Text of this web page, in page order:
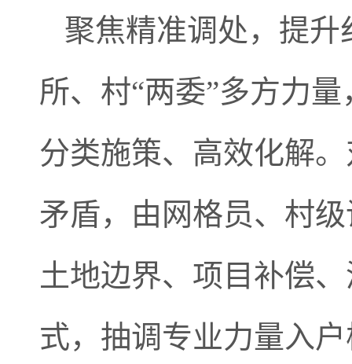
聚焦精准调处，提
所、村“两委”多方力
分类施策、高效化解
矛盾，由网格员、村
土地边界、项目补偿
式，抽调专业力量入